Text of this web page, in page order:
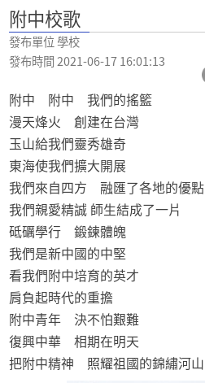
附中校歌
發布單位 學校
發布時間 2021-06-17 16:01:13
附中 附中 我們的搖籃
漫天烽火 創建在台灣
玉山給我們靈秀雄奇
東海使我們擴大開展
我們來自四方 融匯了各地的優點
我們親愛精誠 師生結成了一片
砥礪學行 鍛鍊體魄
我們是新中國的中堅
看我們附中培育的英才
肩負起時代的重擔
附中青年 決不怕艱難
復興中華 相期在明天
把附中精神 照耀祖國的錦繡河山